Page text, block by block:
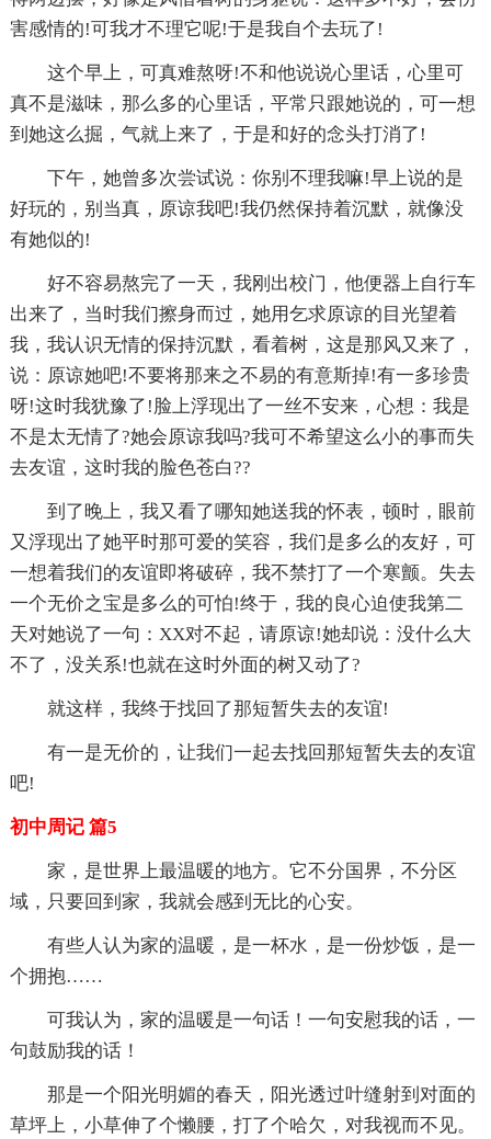
害感情的!可我才不理它呢!于是我自个去玩了!
这个早上，可真难熬呀!不和他说说心里话，心里可
真不是滋味，那么多的心里话，平常只跟她说的，可一想
到她这么掘，气就上来了，于是和好的念头打消了!
下午，她曾多次尝试说：你别不理我嘛!早上说的是
好玩的，别当真，原谅我吧!我仍然保持着沉默，就像没
有她似的!
好不容易熬完了一天，我刚出校门，他便器上自行车
出来了，当时我们擦身而过，她用乞求原谅的目光望着
我，我认识无情的保持沉默，看着树，这是那风又来了，
说：原谅她吧!不要将那来之不易的有意斯掉!有一多珍贵
呀!这时我犹豫了!脸上浮现出了一丝不安来，心想：我是
不是太无情了?她会原谅我吗?我可不希望这么小的事而失
去友谊，这时我的脸色苍白??
到了晚上，我又看了哪知她送我的怀表，顿时，眼前
又浮现出了她平时那可爱的笑容，我们是多么的友好，可
一想着我们的友谊即将破碎，我不禁打了一个寒颤。失去
一个无价之宝是多么的可怕!终于，我的良心迫使我第二
天对她说了一句：XX对不起，请原谅!她却说：没什么大
不了，没关系!也就在这时外面的树又动了?
就这样，我终于找回了那短暂失去的友谊!
有一是无价的，让我们一起去找回那短暂失去的友谊
吧!
初中周记 篇5
家，是世界上最温暖的地方。它不分国界，不分区
域，只要回到家，我就会感到无比的心安。
有些人认为家的温暖，是一杯水，是一份炒饭，是一
个拥抱……
可我认为，家的温暖是一句话！一句安慰我的话，一
句鼓励我的话！
那是一个阳光明媚的春天，阳光透过叶缝射到对面的
草坪上，小草伸了个懒腰，打了个哈欠，对我视而不见。